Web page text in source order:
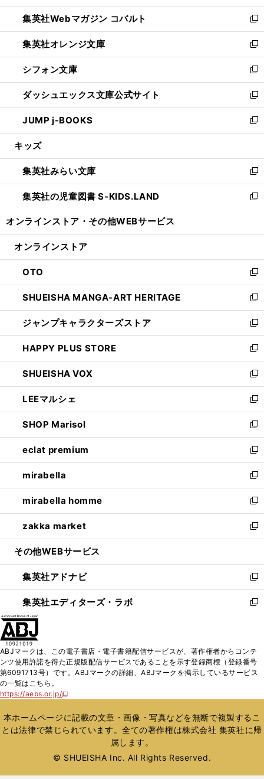
開
く
ウ
で
開
く
ン
ド
ウ
で
開
く
ウ
ィ
ン
ド
ウ
で
開
く
集英社Webマガジン コバルト
新
し
い
ウ
ィ
ン
ド
ウ
で
開
集英社オレンジ文庫
新
し
い
ウ
ィ
ン
ド
ウ
開
く
シフォン文庫
新
し
い
ウ
ィ
ン
ウ
で
開
く
ダッシュエックス文庫公式サイト
新
し
い
ウ
ン
ド
ウ
で
JUMP j-BOOKS
新
し
ウ
ィ
ン
ド
開
キッズ
集英社みらい文庫
新
し
い
ン
ウ
で
開
く
集英社の児童図書 S-KIDS.LAND
新
ウ
ン
ド
ウ
で
開
く
オンラインストア・ その他WEBサービス
オンラインストア
OTO
新
し
い
ウ
ィ
ン
ド
ウ
で
開
く
SHUEISHA MANGA-ART HERITAGE
新
し
い
ウ
ィ
ン
ド
ウ
で
開
く
ジャンプキャラクターズストア
新
し
い
ウ
ィ
ン
ド
ウ
で
開
く
HAPPY PLUS STORE
新
し
い
ウ
ィ
ン
ド
ウ
で
開
く
SHUEISHA VOX
新
し
い
ウ
ィ
ン
ド
ウ
で
開
く
LEEマルシェ
新
し
い
ウ
ィ
ン
ド
ウ
で
開
く
SHOP Marisol
新
し
い
ウ
ィ
ン
ド
ウ
で
開
eclat premium
新
し
い
ウ
ィ
ン
ド
ウ
開
く
mirabella
新
し
い
ウ
ィ
ン
ウ
で
開
く
mirabella homme
新
し
い
ウ
ン
ド
ウ
で
zakka market
新
し
ウ
ィ
ン
ド
く
その他WEBサービス
集英社アドナビ
新
し
い
ド
ウ
で
集英社エディターズ・ラボ
新
ィ
ン
ド
開
く
ABJマークは、この電子書店・電子書籍配信サービスが、著作権者からコンテ
ンツ使用許諾を得た正規版配信サービスであることを示す登録商標（登録番号
第6091713号）です。ABJマークの詳細、ABJマークを掲示しているサービス
の一覧はこちら。
https://aebs.or.jp/
新
い
ウ
ィ
ウ
本ホームページに記載の文章・画像・写真などを無断で複製するこ
とは法律で禁じられています。全ての著作権は株式会社 集英社に帰
属します。
© SHUEISHA Inc. All Rights Reserved.